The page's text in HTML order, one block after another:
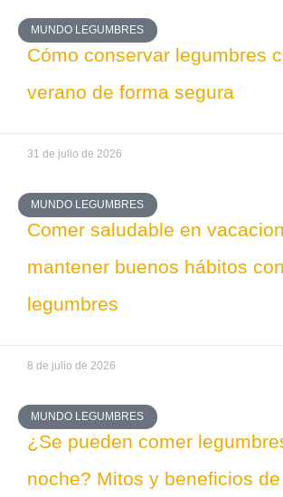
MUNDO LEGUMBRES
Cómo conservar legumbres
verano de forma segura
31 de julio de 2026
MUNDO LEGUMBRES
Comer saludable en
mantener buenos hábitos con
legumbres
8 de julio de 2026
MUNDO LEGUMBRES
¿Se pueden comer
noche? Mitos y beneficios